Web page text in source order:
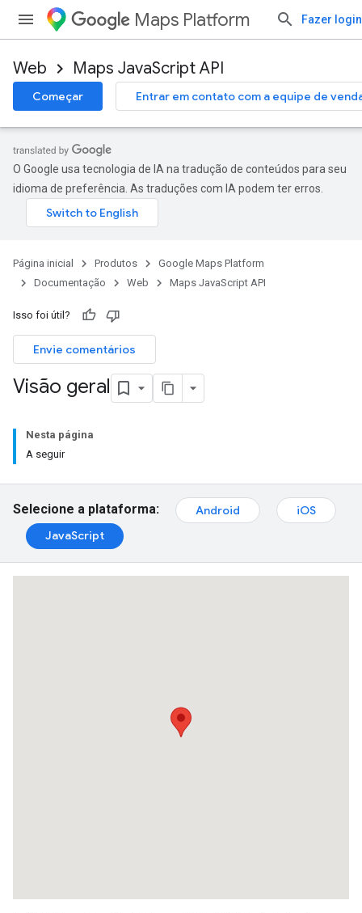
Maps Platform Fazer login
Web Maps JavaScript API
Começar Entrar em contato com a equipe de
O Google usa tecnologia de IA na tradução de conteúdos para seu
idioma de preferência. As traduções com IA podem ter erros.
Página inicial Produtos
Google Maps Platform
Documentação
Web Maps JavaScript API
Isso foi útil?
Envie comentários
Visão geral
Nesta página
A seguir
Selecione a plataforma: Android
iOS
JavaScript